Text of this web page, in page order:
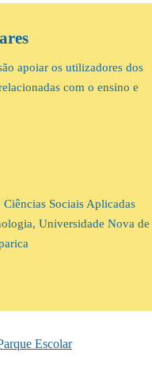
apoiar os utilizadores dos
com o ensino e
Sociais Aplicadas
Universidade Nova de